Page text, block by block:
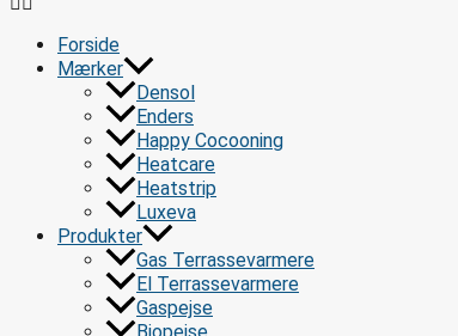
Forside
Mærker
Densol
Enders
Happy Cocooning
Heatcare
Heatstrip
Luxeva
Produkter
Gas Terrassevarmere
El Terrassevarmere
Gaspejse